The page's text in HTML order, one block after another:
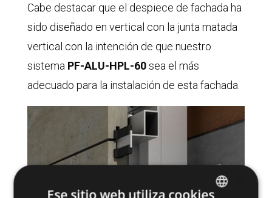
Cabe destacar que el despiece de fachada ha
sido diseñado en vertical con la junta matada
vertical con la intención de que nuestro
sistema PF-ALU-HPL-60sea el más
adecuado para la instalación de esta fachada.